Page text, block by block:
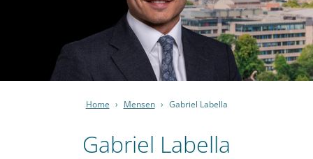
Home › Mensen › Gabriel Labella
Gabriel Labella